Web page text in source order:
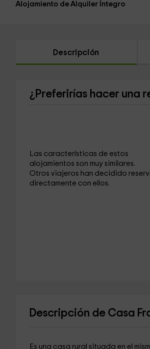
Alojamiento de Alquiler Íntegro
Descripción
¿Preferirías hacer una
Las características de estos
alojamientos son muy similares.
Otros viajeros han decidido
directamente con ellos.
Descripción de Casa
Es una casa rural situada en el